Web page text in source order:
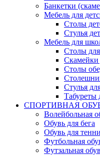
Банкетки
Мебель для
Столы
Стулья
Мебель для
Столы
Скамейки
Столы
Стулья
Табуреты
СПОРТИВНАЯ
Волейбольная
Обувь для бега
Обувь для
Футбольная
Футзальная